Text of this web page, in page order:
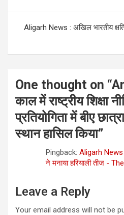
Aligarh News : अखिल भारतीय
One thought on “
काल में राष्ट्रीय शिक्षा
प्रतियोगिता में बीए
स्थान हासिल किया”
Pingback: Aligarh News
ने मनाया हरियाली तीज -
Leave a Reply
Your email address will not be